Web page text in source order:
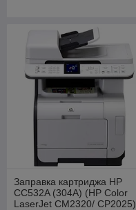
Заправка картриджа HP
CC532A (304A) (HP Color
LaserJet CM2320/ CP2025)